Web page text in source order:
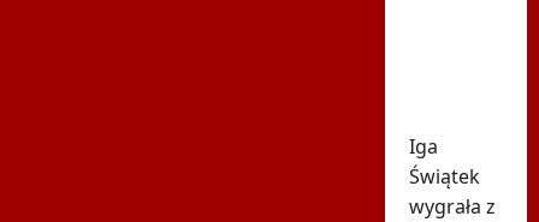
Iga
Świątek
wygrała z